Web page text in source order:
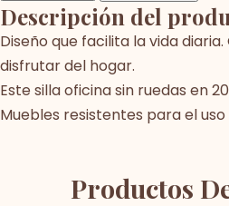
Descripción del
Diseño que facilita la vida
disfrutar del hogar.
Este silla oficina sin ruedas en
Muebles resistentes para el uso
Productos